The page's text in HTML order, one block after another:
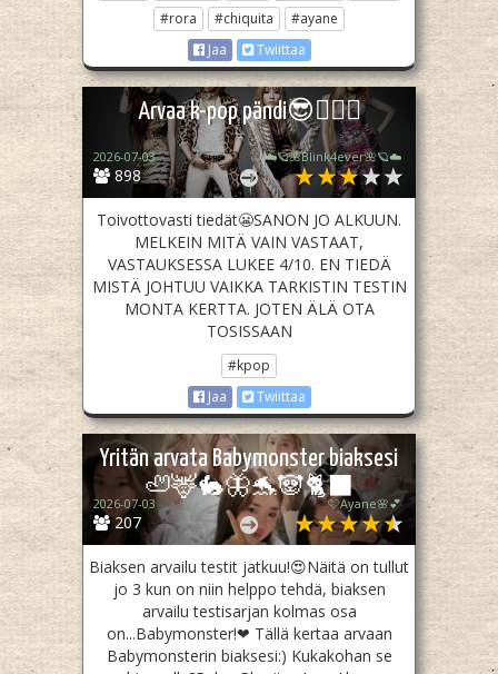
#rora
#chiquita
#ayane
Jaa
Twiittaa
Arvaa k-pop pändi😎👌🏻🦄
898
2026-07-03 ☁️🪐🌺Blink4ever🌺🪐☁️
Toivottovasti tiedät😬SANON JO ALKUUN.
MELKEIN MITÄ VAIN VASTAAT,
VASTAUKSESSA LUKEE 4/10. EN TIEDÄ
MISTÄ JOHTUU VAIKKA TARKISTIN TESTIN
MONTA KERTTA. JOTEN ÄLÄ OTA
TOSISSAAN
#kpop
Jaa
Twiittaa
Yritän arvata Babymonster biaksesi
🦥🦌🐇🦋🐬🐼🐈‍⬛
207
2026-07-03 🩷Ayane🌸💕
Biaksen arvailu testit jatkuu!😍Näitä on tullut
jo 3 kun on niin helppo tehdä, biaksen
arvailu testisarjan kolmas osa
on...Babymonster!❤ Tällä kertaa arvaan
Babymonsterin biaksesi:) Kukakohan se